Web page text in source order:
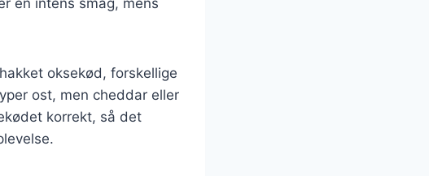
oksekød, forskellige
ost, men cheddar eller
korrekt, så det